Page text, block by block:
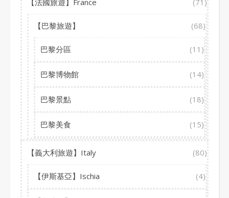
【法國旅遊】France (71)
【巴黎旅遊】 (68)
巴黎分區 (11)
巴黎博物館 (14)
巴黎景點 (18)
巴黎美食 (15)
【義大利旅遊】Italy (80)
【伊斯基亞】Ischia (4)